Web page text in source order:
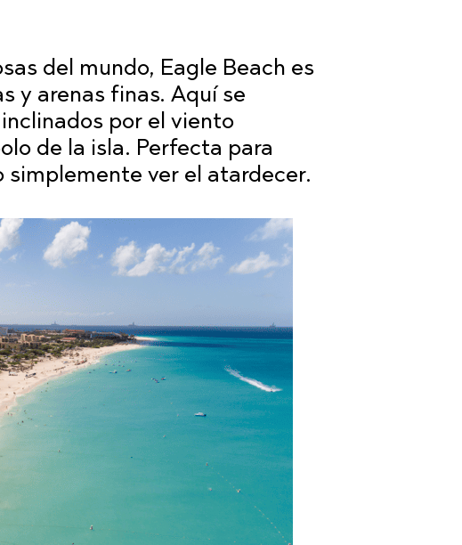
del mundo, Eagle Beach es
y arenas finas. Aquí se
inclinados por el viento
de la isla. Perfecta para
ver el atardecer.